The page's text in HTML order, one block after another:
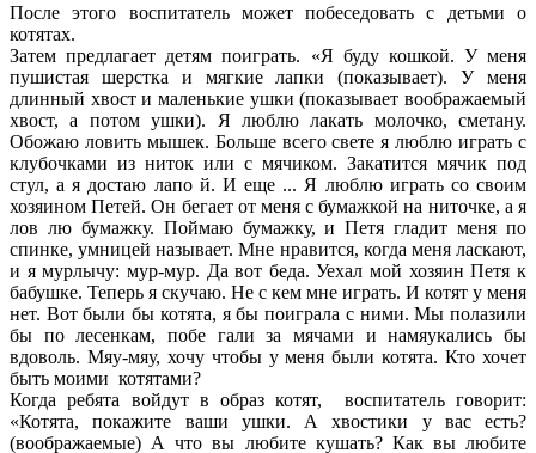
После этого воспитатель может побеседовать с детьми о
котятах.
Затем предлагает детям поиграть. «Я буду кошкой. У меня
пушистая шерстка и мягкие лапки (показывает). У меня
длинный хвост и маленькие ушки (показывает воображаемый
хвост, а потом ушки). Я люблю лакать молочко, сметану.
Обожаю ловить мышек. Больше всего свете я люблю играть с
клубочками из ниток или с мячиком. Закатится мячик под
стул, а я достаю лапо й. И еще ... Я люблю играть со своим
хозяином Петей. Он бегает от меня с бумажкой на ниточке, а я
лов лю бумажку. Поймаю бумажку, и Петя гладит меня по
спинке, умницей называет. Мне нравится, когда меня ласкают,
и я мурлычу: мур-мур. Да вот беда. Уехал мой хозяин Петя к
бабушке. Теперь я скучаю. Не с кем мне играть. И котят у меня
нет. Вот были бы котята, я бы поиграла с ними. Мы полазили
бы по лесенкам, побе гали за мячами и намяукались бы
вдоволь. Мяу-мяу, хочу чтобы у меня были котята. Кто хочет
быть моими котятами?
Когда ребята войдут в образ котят, воспитатель говорит:
«Котята, покажите ваши ушки. А хвостики у вас есть?
(воображаемые) А что вы любите кушать? Как вы любите